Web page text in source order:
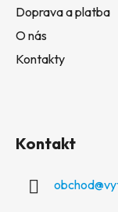
Doprava a platba
O nás
Kontakty
Kontakt
obchod@